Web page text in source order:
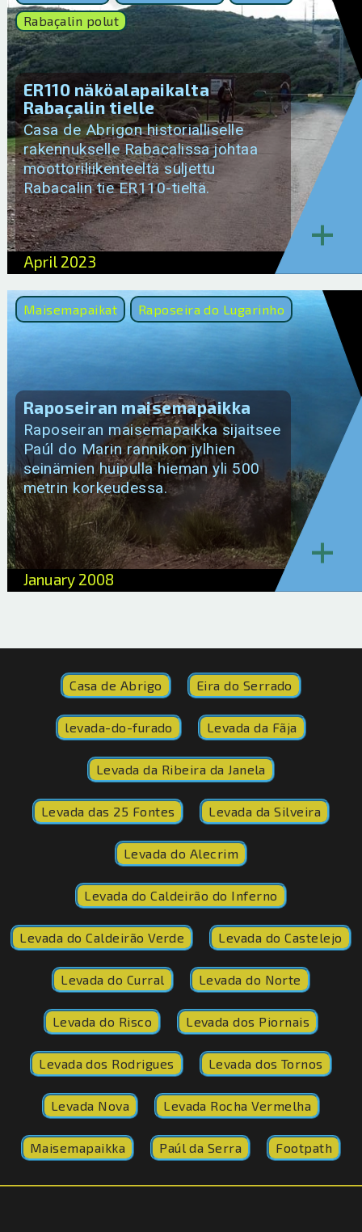
Rabaçalin polut
ER110 näköalapaikalta
Rabaçalin tielle
Casa de Abrigon historialliselle
rakennukselle Rabacalissa johtaa
moottoriliikenteeltä suljettu
Rabacalin tie ER110-tieltä.
April 2023
+
Maisemapaikat Raposeira do Lugarinho
Raposeiran maisemapaikka
Raposeiran maisemapaikka sijaitsee
Paúl do Marin rannikon jylhien
seinämien huipulla hieman yli 500
metrin korkeudessa.
January 2008
+
Casa de Abrigo Eira do Serrado
levada-do-furado Levada da Fãja
Levada da Ribeira da Janela
Levada das 25 Fontes Levada da Silveira
Levada do Alecrim
Levada do Caldeirão do Inferno
Levada do Caldeirão Verde Levada do Castelejo
Levada do Curral Levada do Norte
Levada do Risco Levada dos Piornais
Levada dos Rodrigues Levada dos Tornos
Levada Nova Levada Rocha Vermelha
Maisemapaikka Paúl da Serra Footpath